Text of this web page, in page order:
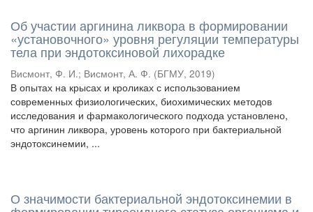
Об участии аргинина ликвора в формировании
«установочного» уровня регуляции температуры
тела при эндотоксиновой лихорадке
Висмонт, Ф. И.; Висмонт, А. Ф. (БГМУ, 2019)
В опытах на крысах и кроликах с использованием
современных физиологических, биохимических методов
исследования и фармакологического подхода установлено,
что аргинин ликвора, уровень которого при бактериальной
эндотоксинемии, ...
О значимости бактериальной эндотоксинемии в